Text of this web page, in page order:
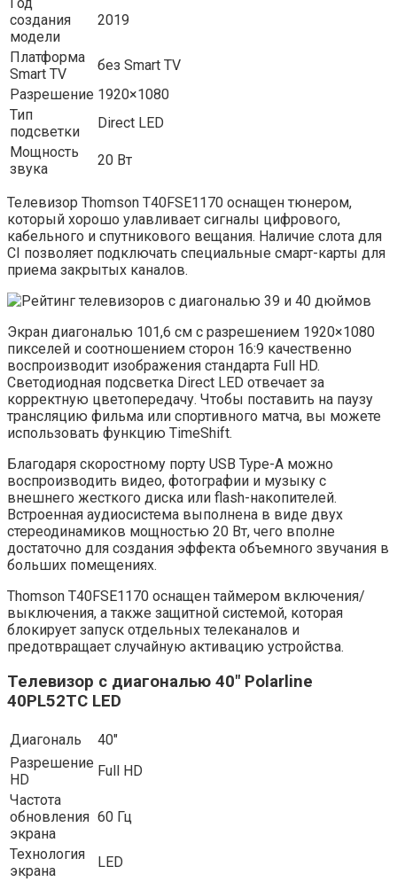
создания
модели
2019
Платформа
Smart TV
без Smart TV
Разрешение 1920×1080
Тип
подсветки
Direct LED
Мощность
звука
20 Вт
Телевизор Thomson T40FSE1170 оснащен тюнером,
который хорошо улавливает сигналы цифрового,
кабельного и спутникового вещания. Наличие слота для
CI позволяет подключать специальные смарт-карты для
приема закрытых каналов.
Экран диагональю 101,6 см с разрешением 1920×1080
пикселей и соотношением сторон 16:9 качественно
воспроизводит изображения стандарта Full HD.
Светодиодная подсветка Direct LED отвечает за
корректную цветопередачу. Чтобы поставить на паузу
трансляцию фильма или спортивного матча, вы можете
использовать функцию TimeShift.
Благодаря скоростному порту USB Type-A можно
воспроизводить видео, фотографии и музыку с
внешнего жесткого диска или flash-накопителей.
Встроенная аудиосистема выполнена в виде двух
стереодинамиков мощностью 20 Вт, чего вполне
достаточно для создания эффекта объемного звучания в
больших помещениях.
Thomson T40FSE1170 оснащен таймером включения/
выключения, а также защитной системой, которая
блокирует запуск отдельных телеканалов и
предотвращает случайную активацию устройства.
Телевизор с диагональю 40″ Polarline
40PL52TC LED
Диагональ
40″
Разрешение
HD
Full HD
Частота
обновления
экрана
60 Гц
Технология
экрана
LED